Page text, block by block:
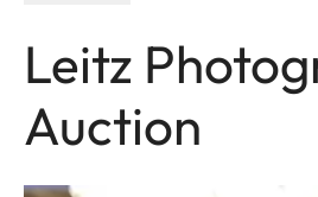
Leitz
Auction